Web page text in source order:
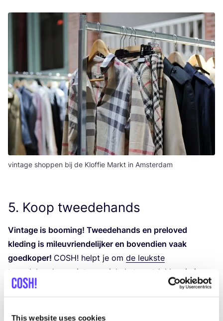
This website uses cookies
vintage shoppen bij de Kloffie Markt in Amsterdam
5. Koop tweedehands
Vin­ta­ge is boo­m­ing! Twee­de­hands en prel­oved
kle­ding is mile­u­vrien­de­lij­ker en boven­dien vaak
goed­ko­per! COSH! helpt je om de leuk­ste
twee­de­hands en vin­ta­ge win­kels te ont­dek­ken in jouw
buurt.
Niet alleensteun je loka­le onder­ne­mersdoor bij
twee­de­hands- of vin­ta­ge­win­kels te kopen, maar je